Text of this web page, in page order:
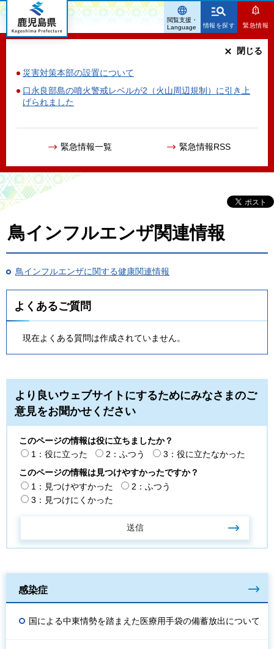
鹿児島県
情報を探す 緊急情報
災害対策本部の設置について
口永良部島の噴火警戒レベルが2（火山周辺規制）に引き上
げられました
緊急情報一覧 緊急情報RSS
閉じる
閲覧支援・
Language
鳥インフルエンザ関連情報
鳥インフルエンザに関する健康関連情報
よくあるご質問
現在よくある質問は作成されていません。
より良いウェブサイトにするためにみなさまのご
意見をお聞かせください
このページの情報は役に立ちましたか？
1：役に立った
2：ふつう
3：役に立たなかった
このページの情報は見つけやすかったですか？
1：見つけやすかった
2：ふつう
3：見つけにくかった
感染症
国による中東情勢を踏まえた医療用手袋の備蓄放出について